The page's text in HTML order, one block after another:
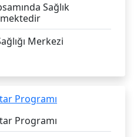
Sağlık
Merkezi
Programı